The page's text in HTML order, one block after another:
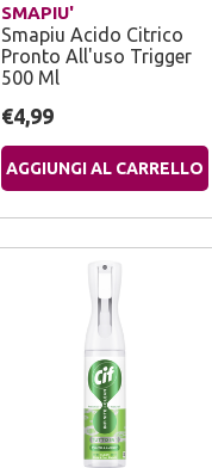
SMAPIU'
Smapiu Acido Citrico
Pronto All'uso Trigger
500 Ml
€4,99
AGGIUNGI AL CARRELLO